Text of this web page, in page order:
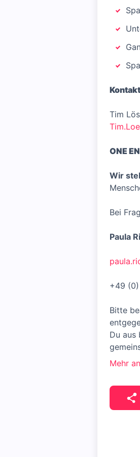
Kontakt
Tim
ONE
Wir
Bei
Paula
+49 (0)
Bitte
Du aus
Mehr